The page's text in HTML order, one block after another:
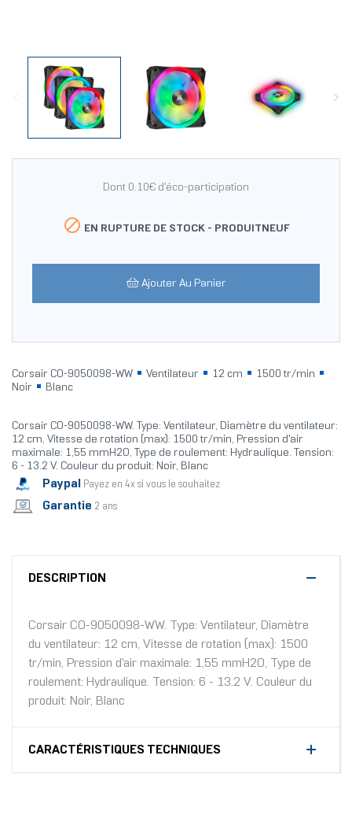
Dont 0.10€ d'éco-participation
 EN RUPTURE DE STOCK - PRODUITNEUF
Ajouter Au Panier
Corsair CO-9050098-WW Ventilateur 12 cm
1500 tr/min
Noir
Blanc
Corsair CO-9050098-WW. Type: Ventilateur, Diamètre du ventilateur:
12 cm, Vitesse de rotation (max): 1500 tr/min, Pression d'air
maximale: 1,55 mmH2O, Type de roulement: Hydraulique. Tension:
6 - 13.2 V. Couleur du produit: Noir, Blanc
Paypal Payez en 4x si vous le souhaitez
Garantie 2 ans
DESCRIPTION
Corsair CO-9050098-WW. Type: Ventilateur, Diamètre
du ventilateur: 12 cm, Vitesse de rotation (max): 1500
tr/min, Pression d'air maximale: 1,55 mmH2O, Type de
roulement: Hydraulique. Tension: 6 - 13.2 V. Couleur du
produit: Noir, Blanc
CARACTÉRISTIQUES TECHNIQUES